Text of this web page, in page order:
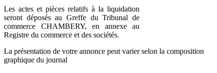
Les actes et pièces relatifs à la liquidation
seront déposés au Greffe du Tribunal de
commerce CHAMBERY, en annexe au
Registre du commerce et des sociétés.
La présentation de votre annonce peut varier selon la composition
graphique du journal